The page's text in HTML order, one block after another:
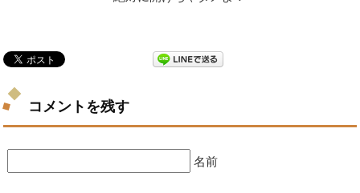
コメントを残す
名前